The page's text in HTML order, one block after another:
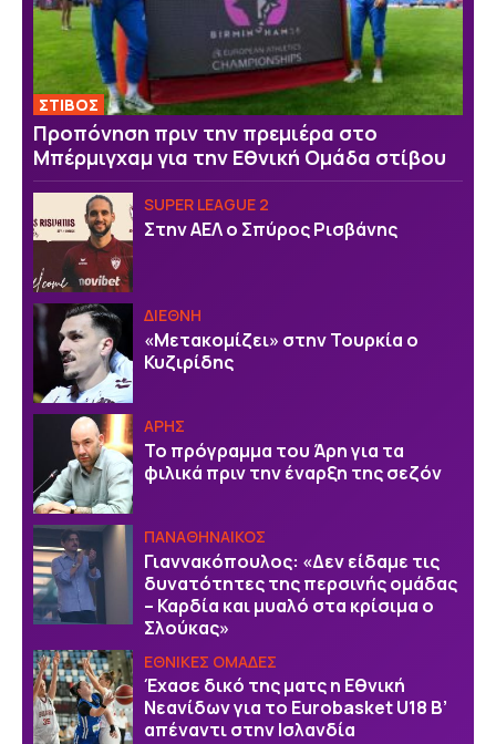
ΣΤΙΒΟΣ
Προπόνηση πριν την πρεμιέρα στο
Μπέρμιγχαμ για την Εθνική Ομάδα στίβου
SUPER LEAGUE 2
Στην ΑΕΛ ο Σπύρος Ρισβάνης
ΔΙΕΘΝΗ
«Μετακομίζει» στην Τουρκία ο
Κυζιρίδης
ΑΡΗΣ
Το πρόγραμμα του Άρη για τα
φιλικά πριν την έναρξη της σεζόν
ΠΑΝΑΘΗΝΑΙΚΟΣ
Γιαννακόπουλος: «Δεν είδαμε τις
δυνατότητες της περσινής ομάδας
– Καρδία και μυαλό στα κρίσιμα ο
Σλούκας»
EΘΝΙΚΕΣ OΜΑΔΕΣ
Έχασε δικό της ματς η Εθνική
Νεανίδων για το Eurobasket U18 B’
απέναντι στην Ισλανδία